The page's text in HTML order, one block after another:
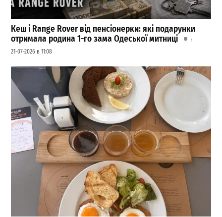
Кеш і Range Rover від пенсіонерки: які подарунки
отримала родина 1-го зама Одеської митниці
1
21-07-2026 в 11:08